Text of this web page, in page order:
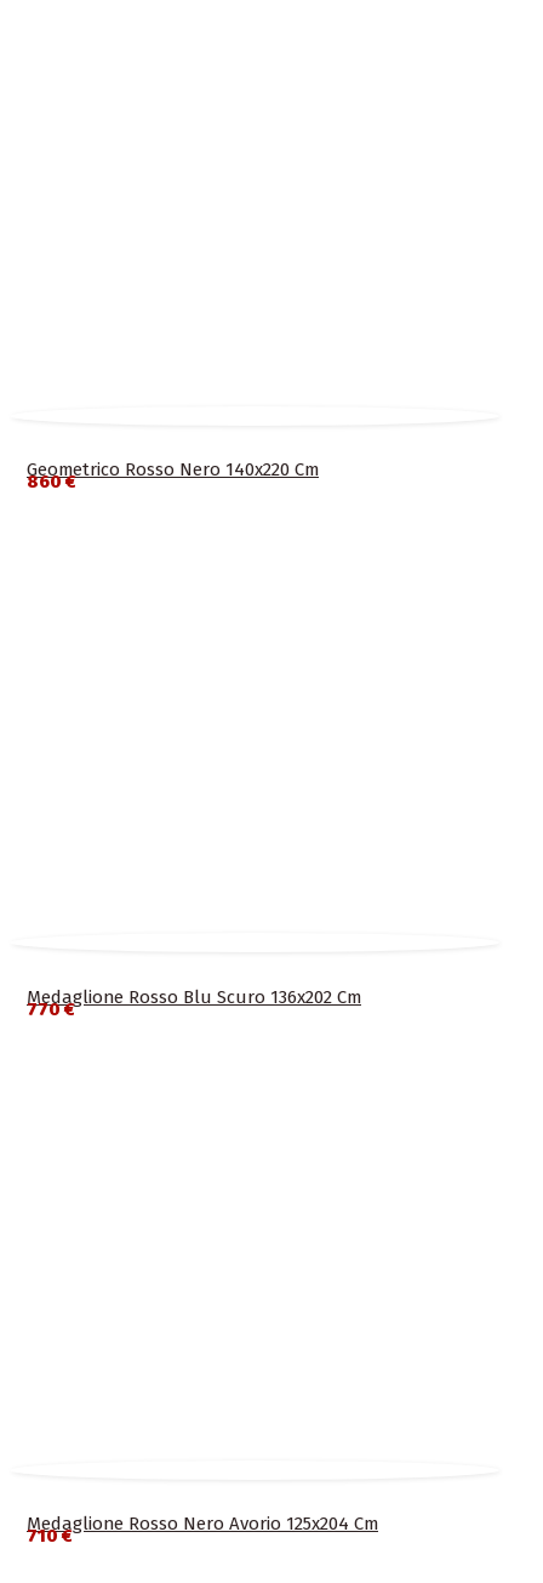
Geometrico Rosso Nero 140x220 Cm
860 €
Medaglione Rosso Blu Scuro 136x202 Cm
770 €
Medaglione Rosso Nero Avorio 125x204 Cm
710 €